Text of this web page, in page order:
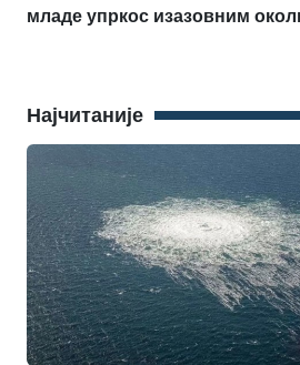
младе упркос изазовним
Најчитаније